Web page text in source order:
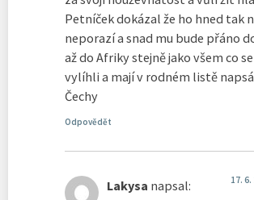
Petníček dokázal že ho hned tak
neporazí a snad mu bude přáno
až do Afriky stejně jako všem co
vylíhli a mají v rodném listě
Čechy
Odpovědět
Lakysa napsal: 17.